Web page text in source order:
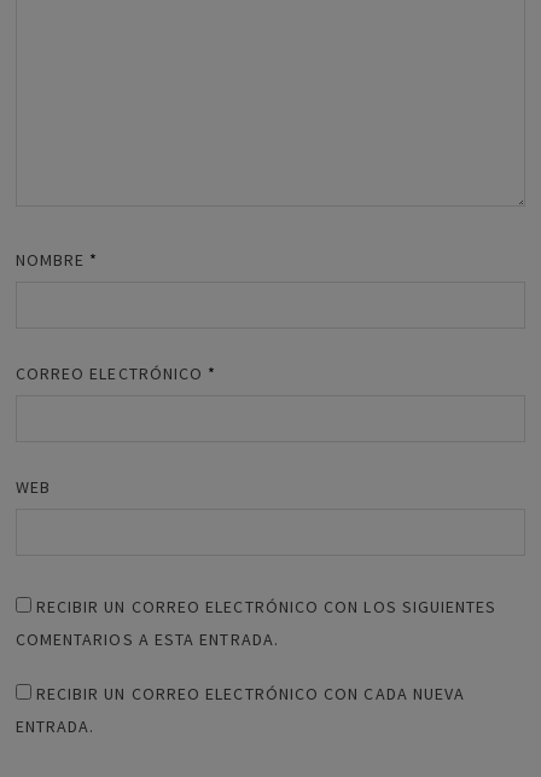
NOMBRE *
CORREO ELECTRÓNICO *
WEB
RECIBIR UN CORREO ELECTRÓNICO CON LOS SIGUIENTES
COMENTARIOS A ESTA ENTRADA.
RECIBIR UN CORREO ELECTRÓNICO CON CADA NUEVA
ENTRADA.